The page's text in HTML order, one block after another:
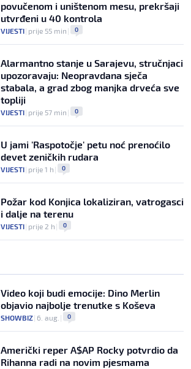
povučenom i uništenom mesu, prekršaji
utvrđeni u 40 kontrola
VIJESTI| prije 55 min | 0
Alarmantno stanje u Sarajevu, stručnjaci
upozoravaju: Neopravdana sječa
stabala, a grad zbog manjka drveća sve
topliji
VIJESTI| prije 57 min | 0
U jami 'Raspotočje' petu noć prenoćilo
devet zeničkih rudara
VIJESTI| prije 1 h | 0
Požar kod Konjica lokaliziran, vatrogasci
i dalje na terenu
VIJESTI| prije 2 h | 0
Video koji budi emocije: Dino Merlin
objavio najbolje trenutke s Koševa
SHOWBIZ| 6. aug. | 0
Američki reper A$AP Rocky potvrdio da
Rihanna radi na novim pjesmama